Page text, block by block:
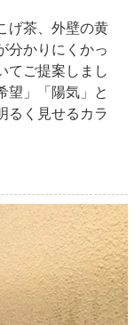
げ茶、外壁の黄
分かりにくかっ
てご提案しまし
望」「陽気」と
るく見せるカラ